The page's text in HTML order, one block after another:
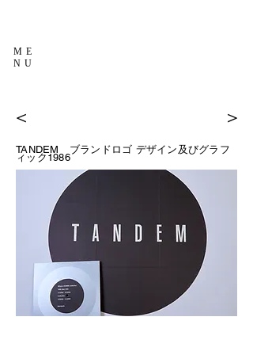
ME
NU
＜ ＞
TANDEM ブランドロゴ デザイン及びグラフ
ィック 1986